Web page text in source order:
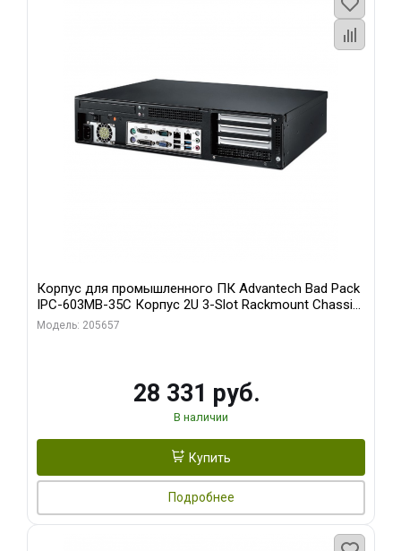
Корпус для промышленного ПК Advantech Bad Pack
IPC-603MB-35C Корпус 2U 3-Slot Rackmount Chassis
for ATX/MicroATX Motherboard with Front I Advantech
Модель: 205657
28 331 руб.
В наличии
Купить
Подробнее